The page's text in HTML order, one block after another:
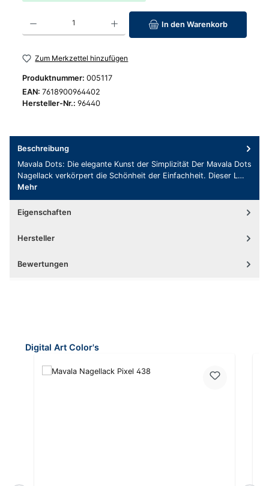
Produkt Anzahl: Gib den gewünschten Wert ein oder benutze die
In den Warenkorb
Zum Merkzettel hinzufügen
Produktnummer: 005117
EAN: 7618900964402
Hersteller-Nr.: 96440
Beschreibung
Mavala Dots: Die elegante Kunst der Simplizität Der Mavala Dots
Nagellack verkörpert die Schönheit der Einfachheit. Dieser L…
Mehr
Eigenschaften
Hersteller
Bewertungen
Produktgalerie überspringen
Digital Art Color's